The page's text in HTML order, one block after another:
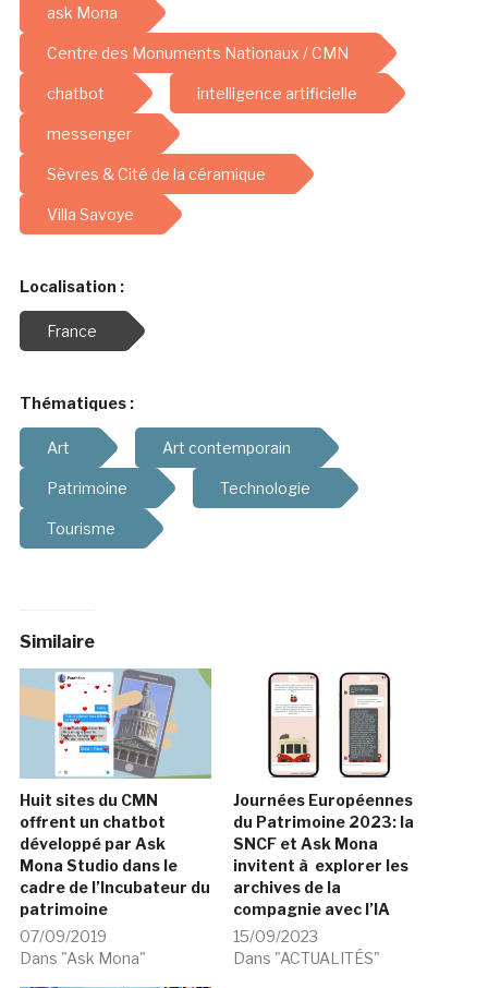
ask Mona
Centre des Monuments Nationaux / CMN
chatbot intelligence artificielle
messenger
Sèvres & Cité de la céramique
Villa Savoye
Localisation :
France
Thématiques :
Art Art contemporain
Patrimoine Technologie
Tourisme
Similaire
Huit sites du CMN
offrent un chatbot
développé par Ask
Mona Studio dans le
cadre de l’Incubateur du
patrimoine
07/09/2019
Dans "Ask Mona"
Journées Européennes
du Patrimoine 2023: la
SNCF et Ask Mona
invitent à explorer les
archives de la
compagnie avec l’IA
15/09/2023
Dans "ACTUALITÉS"